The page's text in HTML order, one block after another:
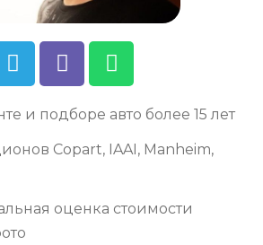
и подборе авто более 15 лет
Copart, IAAI, Manheim,
оценка стоимости